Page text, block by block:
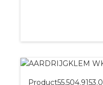
Product55.504.9153.0